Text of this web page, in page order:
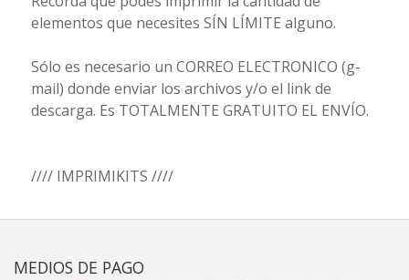
elementos que necesites SÍN LÍMITE alguno.
Sólo es necesario un CORREO ELECTRONICO (g-
mail) donde enviar los archivos y/o el link de
descarga. Es TOTALMENTE GRATUITO EL ENVÍO.
//// IMPRIMIKITS ////
MEDIOS DE PAGO